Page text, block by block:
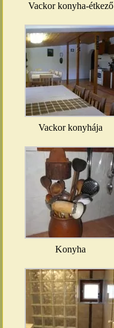
Vackor konyha-étkező
Vackor konyhája
Konyha